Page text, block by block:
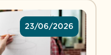
23/06/2026